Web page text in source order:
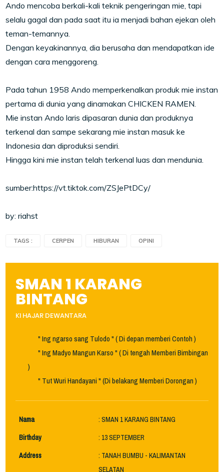
Ando mencoba berkali-kali teknik pengeringan mie, tapi
selalu gagal dan pada saat itu ia menjadi bahan ejekan oleh
teman-temannya.
Dengan keyakinannya, dia berusaha dan mendapatkan ide
dengan cara menggoreng.
Pada tahun 1958 Ando memperkenalkan produk mie instan
pertama di dunia yang dinamakan CHICKEN RAMEN.
Mie instan Ando laris dipasaran dunia dan produknya
terkenal dan sampe sekarang mie instan masuk ke
Indonesia dan diproduksi sendiri.
Hingga kini mie instan telah terkenal luas dan mendunia.
sumber:https://vt.tiktok.com/ZSJePtDCy/
by: riahst
TAGS : CERPEN HIBURAN OPINI
SMAN 1 KARANG
BINTANG
KI HAJAR DEWANTARA
" Ing ngarso sang Tulodo " ( Di depan memberi Contoh )
" Ing Madyo Mangun Karso " ( Di tengah Memberi Bimbingan
)
" Tut Wuri Handayani " (Di belakang Memberi Dorongan )
Nama
: SMAN 1 KARANG BINTANG
Birthday
: 13 SEPTEMBER
Address
: TANAH BUMBU - KALIMANTAN